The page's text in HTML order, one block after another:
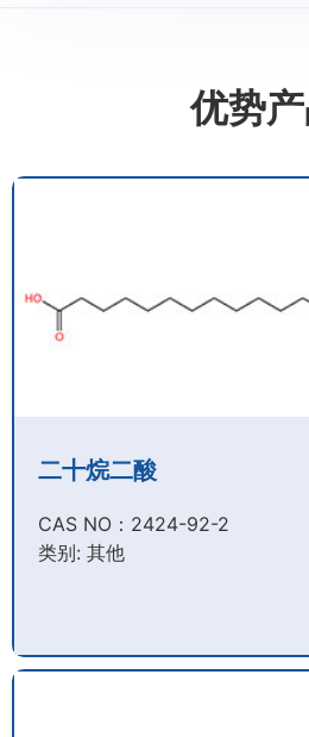
优势
二十烷二酸
CAS NO：2424-92-2​
类别: 其他